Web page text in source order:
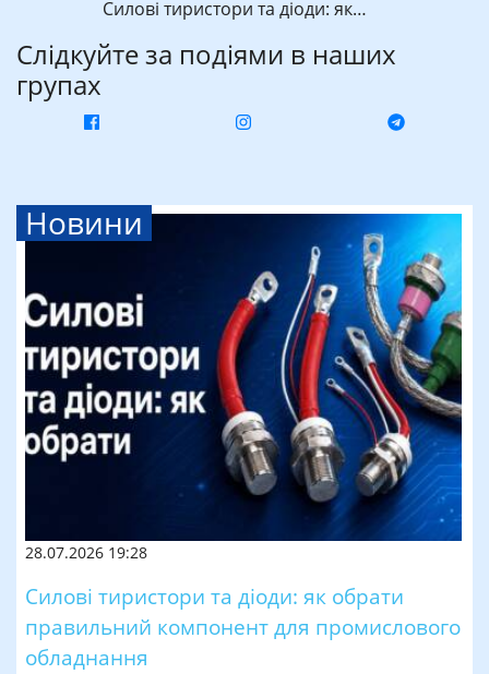
Силові тиристори та діоди: як…
Слідкуйте за подіями в наших
групах
Новини
28.07.2026 19:28
Силові тиристори та діоди: як обрати
правильний компонент для промислового
обладнання